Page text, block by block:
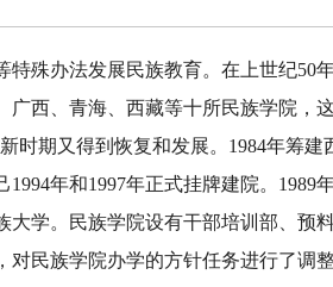
殊办法发展民族教育。在上世纪50年
西、青海、西藏等十所民族学院，
时期又得到恢复和发展。1984年筹建
年和1997年正式挂牌建院。1989
大学。民族学院设有干部培训部、预
对民族学院办学的方针任务进行了调